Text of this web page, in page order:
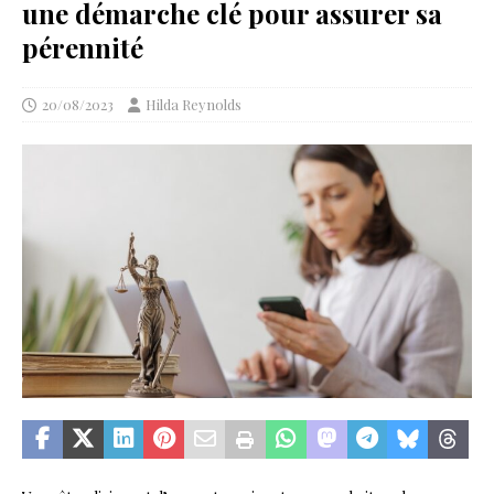
une démarche clé pour assurer sa
pérennité
20/08/2023 Hilda Reynolds